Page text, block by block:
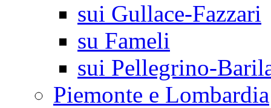
sui Gullace-Fazzari
su Fameli
sui Pellegrino-
Piemonte e Lombardia